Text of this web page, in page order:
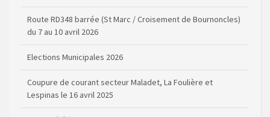
du 7 au 10 avril 2026
Elections Municipales 2026
Coupure de courant secteur Maladet, La Foulière et
Lespinas le 16 avril 2025
Relais Télévision TNT de Saint Just : modification des
canaux de diffusion le 20 février 2026